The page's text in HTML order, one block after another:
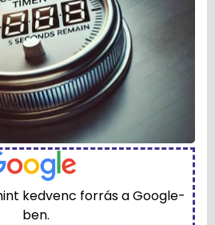
kedvenc forrás a Google-
ben.